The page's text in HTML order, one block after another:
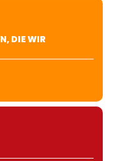
DIE WIR